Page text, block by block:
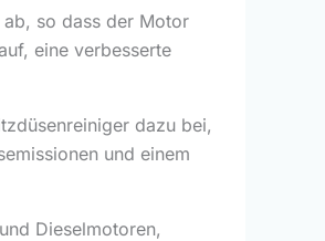
so dass der Motor
eine verbesserte
dazu bei,
und einem
Dieselmotoren,